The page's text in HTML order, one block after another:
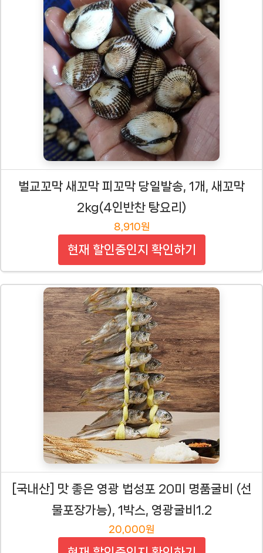
벌교꼬막 새꼬막 피꼬막 당일발송, 1개, 새꼬막
2kg(4인반찬 탕요리)
8,910원
현재 할인중인지 확인하기
[국내산] 맛 좋은 영광 법성포 20미 명품굴비 (선
물포장가능), 1박스, 영광굴비1.2
20,000원